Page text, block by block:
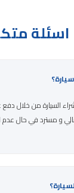
اسئلة
السيارة من خلال
و مسترد في حال